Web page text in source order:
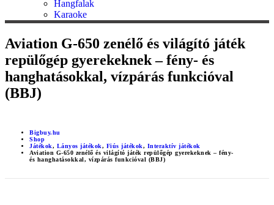
Hangfalak
Karaoke
Aviation G-650 zenélő és világító játék
repülőgép gyerekeknek – fény- és
hanghatásokkal, vízpárás funkcióval
(BBJ)
Bigbuy.hu
Shop
Játékok, Lányos játékok, Fiús játékok, Interaktív játékok
Aviation G-650 zenélő és világító játék repülőgép gyerekeknek – fény-
és hanghatásokkal, vízpárás funkcióval (BBJ)